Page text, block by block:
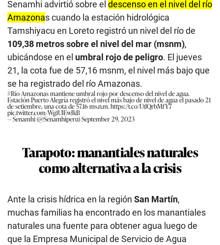
Senamhi advirtió sobre el descenso en el nivel del río
Amazonas cuando la estación hidrológica
Tamshiyacu en Loreto registró un nivel del río de
109,38 metros sobre el nivel del mar (msnm),
ubicándose en el umbral rojo de peligro. El jueves
21, la cota fue de 57,16 msnm, el nivel más bajo que
se ha registrado del río Amazonas.
#RíoAmazonas mantiene umbral rojo por descenso del nivel de agua.
Estación Puerto Alegría registró el nivel más bajo de nivel de agua el pasado 21
de setiembre, una cota de 57.16 ms.n.m.https://t.co/UtlQrbMfY7
pic.twitter.com/Wg1UlEwJkB
— Senamhi (@Senamhiperu)September 29, 2023
Tarapoto: manantiales naturales
como alternativa a la crisis
Ante la crisis hídrica en la región San Martín,
muchas familias ha encontrado en los manantiales
naturales una fuente para obtener agua luego de
que la Empresa Municipal de Servicio de Agua